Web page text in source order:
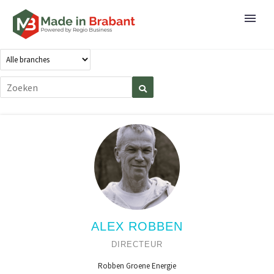
ALEX ROBBEN
DIRECTEUR
Robben Groene Energie